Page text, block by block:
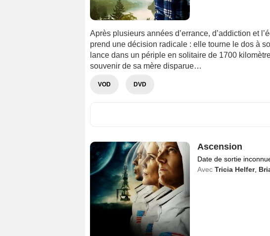
Après plusieurs années d’errance, d’addiction et
prend une décision radicale : elle tourne le dos à
lance dans un périple en solitaire de 1700
souvenir de sa mère disparue…
VOD DVD
Ascension
Date de sortie
Avec Tricia Helfer,